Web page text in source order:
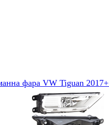
фара VW Tiguan 2017+